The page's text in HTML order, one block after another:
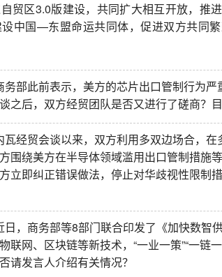
贸区3.0版建设，共同扩大相互开放，推
中国—东盟命运共同体，促进双方共同
务部此前表示，美方的芯片出口管制行为
之后，双方经贸团队是否又进行了磋商？
瓦经贸会谈以来，双方利用多双边场合，
围绕美方在半导体领域滥用出口管制措施
立即纠正错误做法，停止对华歧视性限制
日，商务部等8部门联合印发了《加快数智
联网、区块链等新技术，“一业一策”“一链
请发言人介绍有关情况？